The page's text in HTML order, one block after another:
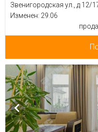
Звенигородская ул., д 12/
Изменен: 29.06